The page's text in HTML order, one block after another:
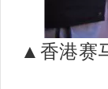
▲ 香港赛